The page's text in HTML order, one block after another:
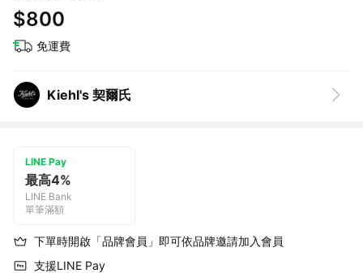
$800
免運費
Kiehl's 契爾氏
LINE Pay
最高4%
LINE Bank
單筆滿額
下單時開啟「品牌會員」即可依品牌邀請加入會員
支援LINE Pay